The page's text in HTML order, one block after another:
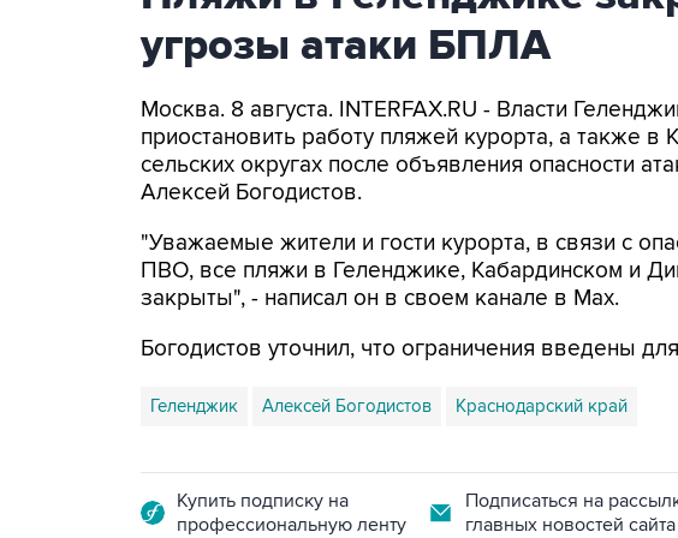
угрозы атаки БПЛА
Москва. 8 августа. INTERFAX.RU - Власти
приостановить работу пляжей курорта, а также
сельских округах после объявления опасности
Алексей Богодистов.
"Уважаемые жители и гости курорта, в связи с
ПВО, все пляжи в Геленджике, Кабардинском и
закрыты", - написал он в своем канале в Max.
Богодистов уточнил, что ограничения введены
Геленджик Алексей Богодистов Краснодарский край
Купить подписку на
профессиональную ленту
Подписаться на
главных новостей сайта